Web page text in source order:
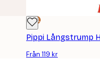
DEAL
Pippi Långstrump
Från 119 kr